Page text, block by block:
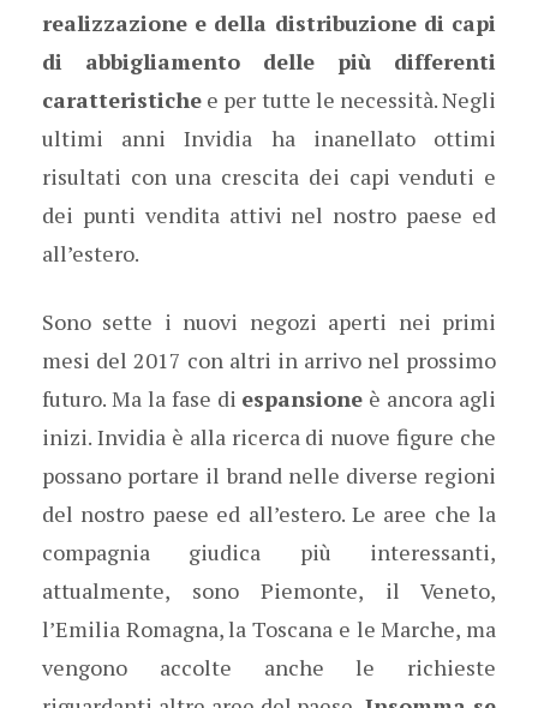
realizzazione e della distribuzione di capi
di abbigliamento delle più differenti
caratteristiche e per tutte le necessità. Negli
ultimi anni Invidia ha inanellato ottimi
risultati con una crescita dei capi venduti e
dei punti vendita attivi nel nostro paese ed
all’estero.
Sono sette i nuovi negozi aperti nei primi
mesi del 2017 con altri in arrivo nel prossimo
futuro. Ma la fase di espansione è ancora agli
inizi. Invidia è alla ricerca di nuove figure che
possano portare il brand nelle diverse regioni
del nostro paese ed all’estero. Le aree che la
compagnia giudica più interessanti,
attualmente, sono Piemonte, il Veneto,
l’Emilia Romagna, la Toscana e le Marche, ma
vengono accolte anche le richieste